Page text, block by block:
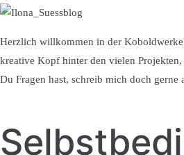
Herzlich willkommen in der
kreative Kopf hinter den vielen
Du Fragen hast, schreib mich doch gerne